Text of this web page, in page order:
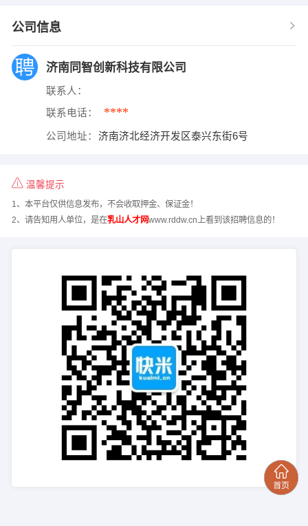
公司信息
济南同智创新科技有限公司
联系人：
联系电话： ****
公司地址： 济南济北经济开发区泰兴东街6号
温馨提示
1、本平台仅供信息发布，不会收取押金、保证金！
2、请告知用人单位，是在乳山人才网www.rddw.cn上看到该招聘信息的！